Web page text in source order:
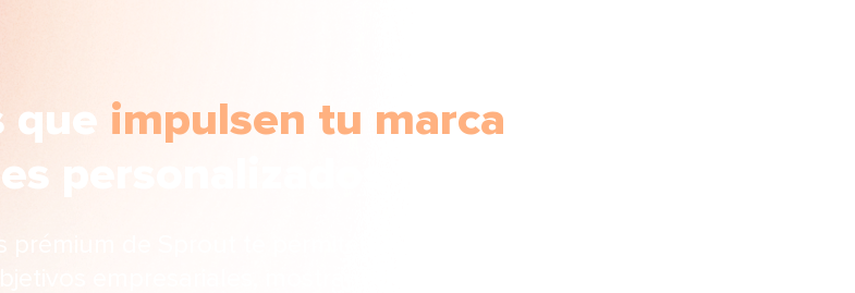
que impulsen tu marca
personalizados​​
prémium de Sprout te permiten elegir las métricas
empresariales, mostrar el impacto de estos